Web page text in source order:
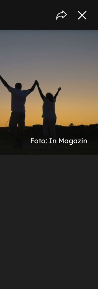
Foto: In Magazin